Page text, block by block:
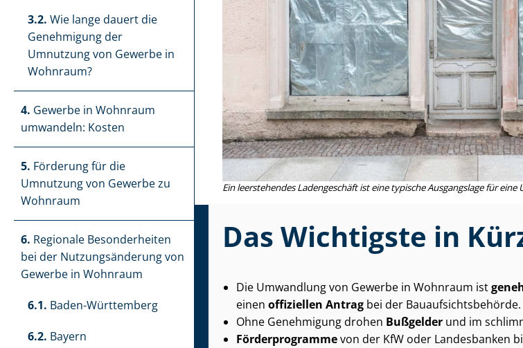
3.2. Wie lange dauert die
Genehmigung der
Umnutzung von Gewerbe in
Wohnraum?
4. Gewerbe in Wohnraum
umwandeln: Kosten
5. Förderung für die
Umnutzung von Gewerbe zu
Wohnraum
6. Regionale Besonderheiten
bei der Nut­zungs­än­de­rung von
Gewerbe in Wohnraum
6.1. Baden-Württemberg
6.2. Bayern
Ein leerstehendes Ladengeschäft ist eine typische Ausgangslage für
Das Wichtigste in
Die Umwandlung von Gewerbe in Wohnraum ist
einen offiziellen Antragbei der Bau­auf­sichts­be­hör­de.
Ohne Genehmigung drohen Bußgelderund im
Förderprogrammevon der KfW oder Landesbanken